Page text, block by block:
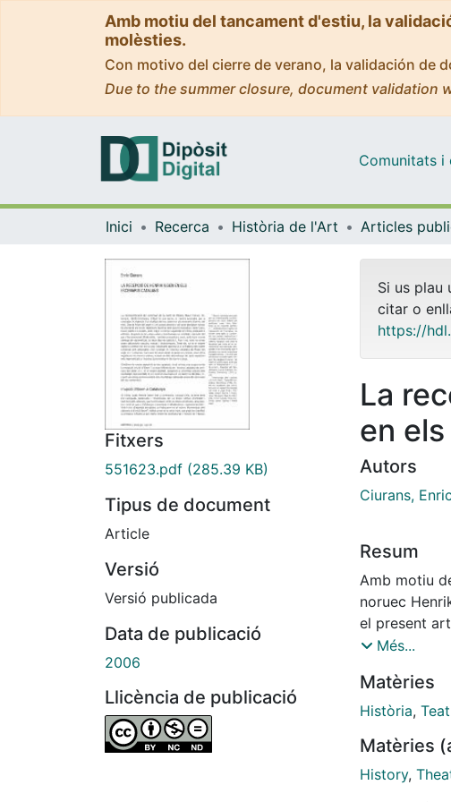
Amb motiu del tancament d'estiu, la
molèsties.
Con motivo del cierre de verano, la validación de
Due to the summer closure, document validation
Comunitats i
Inici Recerca Història de l'Art
Fitxers
551623.pdf (285.39 KB)
Tipus de document
Article
Versió
Versió publicada
Data de publicació
2006
Llicència de publicació
Si us plau
citar o
https://
La
en
Autors
Ciurans, Enric
Resum
Amb motiu
noruec
el present
de la seva
Més...
Matèries
Història,
Matèries
History,